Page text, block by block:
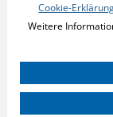
Cookie-
Weitere
Sie können Ihre
nur bestimmte